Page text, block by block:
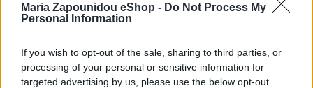
Maria Zapounidou eShop - Do Not Process My
Personal Information
If you wish to opt-out of the sale, sharing to third parties, or
processing of your personal or sensitive information for
targeted advertising by us, please use the below opt-out
155,00 €100,00
Το εντυπωσιακό μάξι φόρεμά του σε ανοιχτό γκρι είναι
σχεδιασμένο για να γυρίζει τα κεφάλια και να κάνει μια
δήλωση σε κάθε περίσταση. Φτιαγμένο με σχολαστική